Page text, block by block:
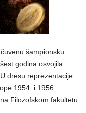
šampionsku
godina osvojila
dresu reprezentacije
1954. i 1956.
Filozofskom fakultetu